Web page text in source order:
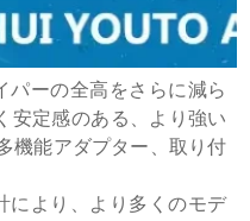
パーの全高をさらに減ら
安定感のある、より強い
機能アダプター、取り付
により、より多くのモデ